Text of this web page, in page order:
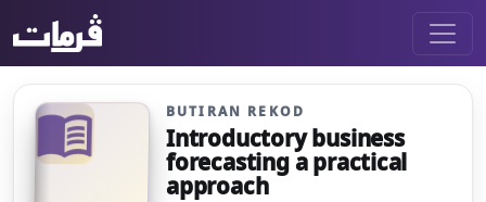
menu_book BUTIRAN REKOD
Introductory business
forecasting a practical
approach